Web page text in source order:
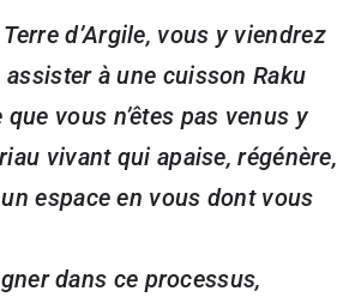
d’Argile, vous y viendrez
à une cuisson Raku
vous n’êtes pas venus y
vivant qui apaise, régénère,
espace en vous dont vous
dans ce processus,